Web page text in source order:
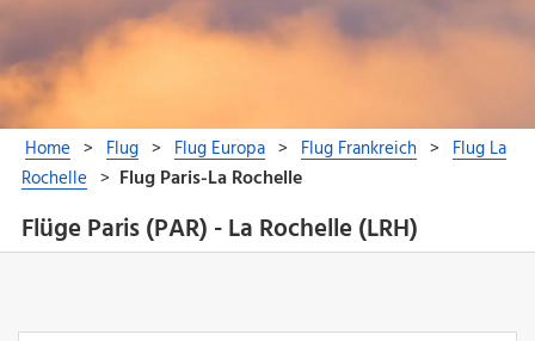
Flüge Paris (PAR) - La Rochelle (LRH)